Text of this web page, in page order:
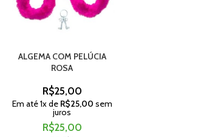
ALGEMA COM PELÚCIA
ROSA
R$25,00
Em até1x de R$25,00 sem
juros
R$25,00